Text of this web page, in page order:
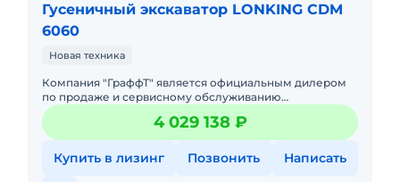
Гусеничный экскаватор LONKING CDM
6060
Новая техника
Компания "ГраффТ" является официальным дилером
по продаже и сервисному обслуживанию
экскаваторов Lonking.Предлагаем вам Гусеничный
экскаватор Lonking CDM6060.и
4 029 138 ₽
Купить в лизинг Позвонить Написать